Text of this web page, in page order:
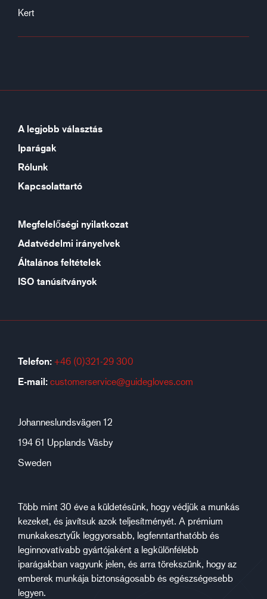
Kert
A legjobb választás
Iparágak
Rólunk
Kapcsolattartó
Megfelelőségi nyilatkozat
Adatvédelmi irányelvek
Általános feltételek
ISO tanúsítványok
Telefon: +46 (0)321-29 300
E-mail: customerservice@guidegloves.com
Johanneslundsvägen 12
194 61 Upplands Väsby
Sweden
Több mint 30 éve a küldetésünk, hogy védjük a munkás
kezeket, és javítsuk azok teljesítményét. A prémium
munkakesztyűk leggyorsabb, legfenntarthatóbb és
leginnovatívabb gyártójaként a legkülönfélébb
iparágakban vagyunk jelen, és arra törekszünk, hogy az
emberek munkája biztonságosabb és egészségesebb
legyen.